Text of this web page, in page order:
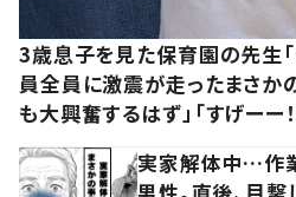
3歳息子を見た保育園の先生
員全員に激震が走ったまさか
も大興奮するはず」「すげーー！
実家解体中…作